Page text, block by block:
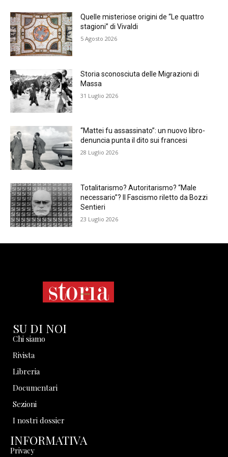
Quelle misteriose origini de “Le quattro
stagioni” di Vivaldi
5 Agosto 2026
Storia sconosciuta delle Migrazioni di
Massa
31 Luglio 2026
“Mattei fu assassinato”: un nuovo libro-
denuncia punta il dito sui francesi
28 Luglio 2026
Totalitarismo? Autoritarismo? “Male
necessario”? Il Fascismo riletto da Bozzi
Sentieri
23 Luglio 2026
SU DI NOI
Chi siamo
Rivista
Libreria
Documentari
Sezioni
I nostri dossier
INFORMATIVA
Privacy